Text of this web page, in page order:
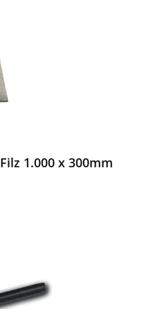
1.000 x 300mm